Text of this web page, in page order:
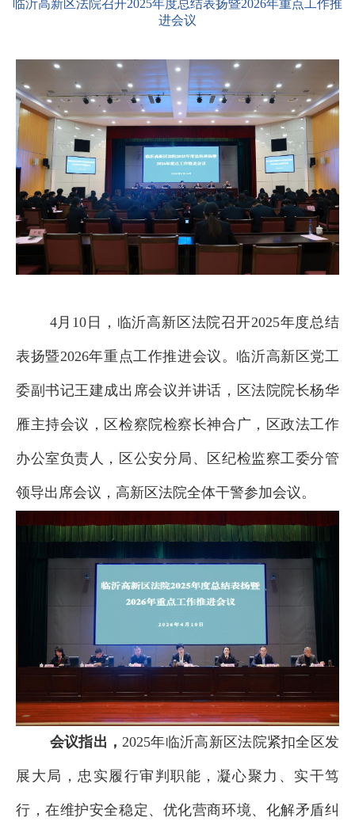
临沂高新区法院召开2025年度总结表扬暨2026年重点工作推
进会议
4月10日，临沂高新区法院召开2025年度总结
表扬暨2026年重点工作推进会议。临沂高新区党工
委副书记王建成出席会议并讲话，区法院院长杨华
雁主持会议，区检察院检察长神合广，区政法工作
办公室负责人，区公安分局、区纪检监察工委分管
领导出席会议，高新区法院全体干警参加会议。
会议指出，2025年临沂高新区法院紧扣全区发
展大局，忠实履行审判职能，凝心聚力、实干笃
行，在维护安全稳定、优化营商环境、化解矛盾纠